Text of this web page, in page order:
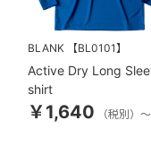
BLANK 【BL0101】
Active Dry Long
shirt
￥1,640 （税別）～